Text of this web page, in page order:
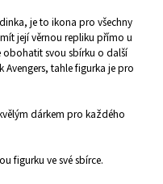
je to ikona pro všechny
její věrnou repliku přímo u
obohatit svou sbírku o další
Avengers, tahle figurka je pro
dárkem pro každého
figurku ve své sbírce.